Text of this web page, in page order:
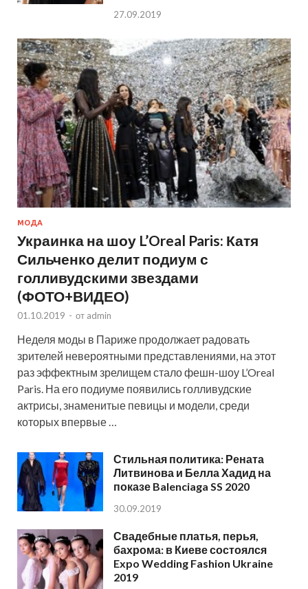
27.09.2019
МОДА
Украинка на шоу L’Oreal Paris: Катя
Сильченко делит подиум с
голливудскими звездами
(ФОТО+ВИДЕО)
01.10.2019 - от admin
Неделя моды в Париже продолжает радовать
зрителей невероятными представлениями, на этот
раз эффектным зрелищем стало фешн-шоу L’Oreal
Paris. На его подиуме появились голливудские
актрисы, знаменитые певицы и модели, среди
которых впервые …
Стильная политика: Рената
Литвинова и Белла Хадид на
показе Balenciaga SS 2020
30.09.2019
Свадебные платья, перья,
бахрома: в Киеве состоялся
Expo Wedding Fashion Ukraine
2019